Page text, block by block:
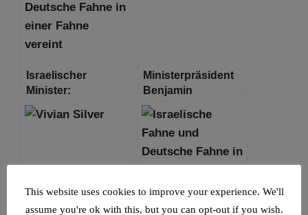
Israelischer
Minister:
„Vorübergehende
Waffenruhe“ im
stattfinden
Ministerpräsident
Benjamin
Netanjahu spricht
mit Leitern der
Kommunal- und
Regionalräte des
Südens.
This website uses cookies to improve your experience. We'll
assume you're ok with this, but you can opt-out if you wish.